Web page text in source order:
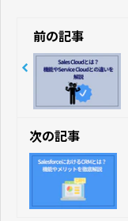
前の記事
次の記事